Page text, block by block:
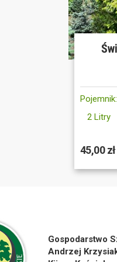
Pojemnik:
2 Litry
45,00 zł
Gospodarstwo
Andrzej